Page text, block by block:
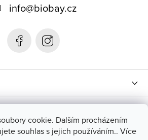
cookie. Dalším procházením
souhlas s jejich používáním.. Více
info@biobay.cz